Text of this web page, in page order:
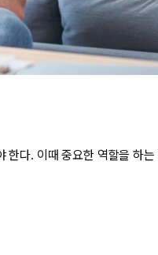
한다. 이때 중요한 역할을 하는